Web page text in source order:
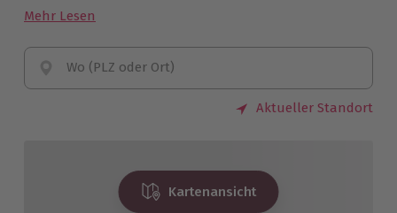
Vorfreude, Freude beim Erleben und freudige
wir uns sehnen.
Mehr Lesen
Wo (PLZ oder Ort)
Aktueller Standort
Kartenansicht